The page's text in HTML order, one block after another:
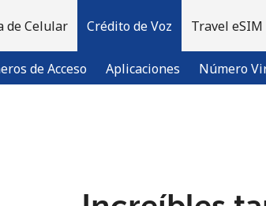
de Celular Crédito de Voz
de Acceso Aplicaciones Número
Travel eSIM
una cuenta? Inicia sesión →